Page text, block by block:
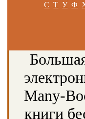
С Т У Ф
Many-
книги